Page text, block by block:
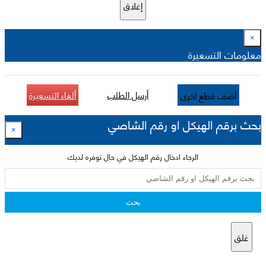
إغلاق
×
معلومات التسعيرة
أضف قطع اخرى أرسل الطلب ألغاء التسعيرة
بحث برقم الهيكل او رقم الشاصي ×
الرجاء ادخال رقم الهيكل في حال توفره لديك
بحث
غلق